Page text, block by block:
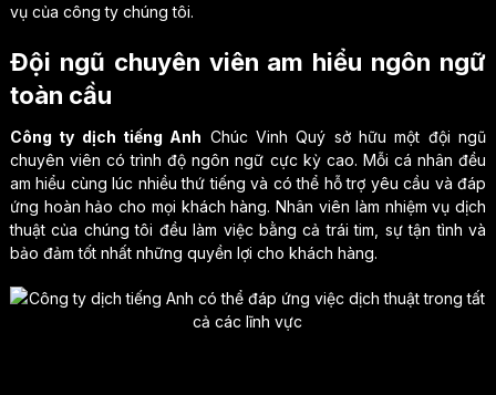
vụ của công ty chúng tôi.
Đội ngũ chuyên viên am hiểu ngôn ngữ
toàn cầu
Công ty dịch tiếng Anh Chúc Vinh Quý sở hữu một đội ngũ
chuyên viên có trình độ ngôn ngữ cực kỳ cao. Mỗi cá nhân đều
am hiểu cùng lúc nhiều thứ tiếng và có thể hỗ trợ yêu cầu và đáp
ứng hoàn hảo cho mọi khách hàng. Nhân viên làm nhiệm vụ dịch
thuật của chúng tôi đều làm việc bằng cả trái tim, sự tận tình và
bảo đảm tốt nhất những quyền lợi cho khách hàng.